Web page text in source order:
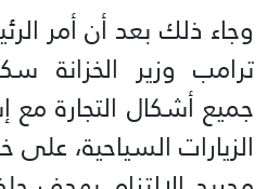
وجاء ذلك بعد أن أمر
ترامب وزير
جميع أشكال التجارة
الزيارات السياحية،